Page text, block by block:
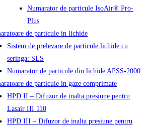
Numarator de particule IsoAir® Pro-
Plus
de particule in lichide
Sistem de prelevare de particule lichide cu
seringa: SLS
Numarator de particule din lichide APSS-2000
de particule in gaze comprimate
HPD II – Difuzor de inalta presiune pentru
Lasair III 110
HPD III – Difuzor de inalta presiune pentru